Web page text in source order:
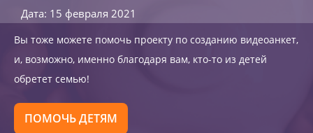
Дата: 15 февраля 2021
Вы тоже можете помочь проекту по созданию видеоанкет,
и, возможно, именно благодаря вам, кто-то из детей
обретет семью!
ПОМОЧЬ ДЕТЯМ